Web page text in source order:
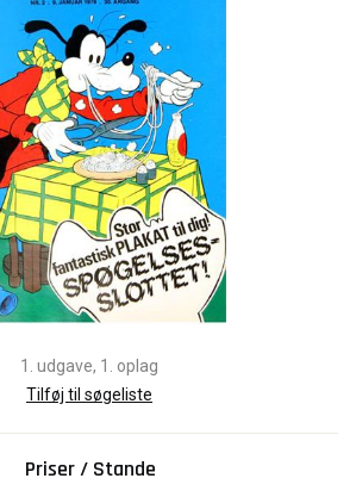
1. udgave, 1. oplag
Tilføj til søgeliste
Priser / Stande